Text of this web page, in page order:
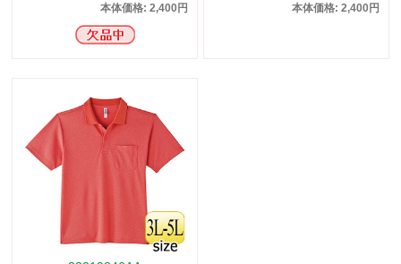
本体価格: 2,400円 本体価格: 2,400円